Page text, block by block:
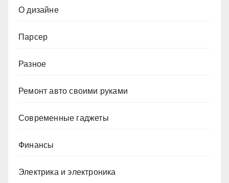
О дизайне
Парсер
Разное
Ремонт авто своими руками
Современные гаджеты
Финансы
Электрика и электроника